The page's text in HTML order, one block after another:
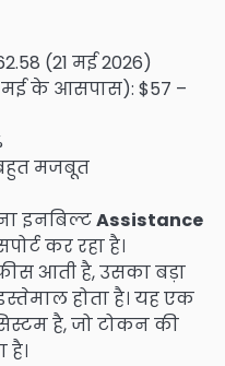
(21 मई 2026)
मई के आसपास): $57 –
मजबूत
इनबिल्टAssistance
कर रहा है।
फीस आती है, उसका बड़ा
होता है। यह एक
है, जो टोकन की
है।